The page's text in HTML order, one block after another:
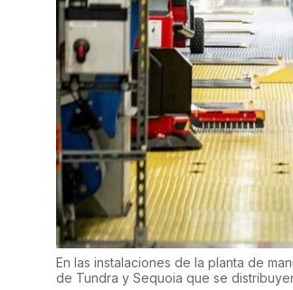
En las instalaciones de la planta de
de Tundra y Sequoia que se